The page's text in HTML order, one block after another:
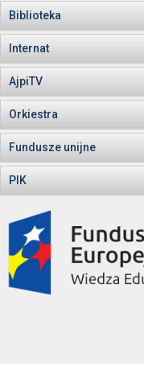
Biblioteka
Internat
AjpiTV
Orkiestra
Fundusze unijne
PIK